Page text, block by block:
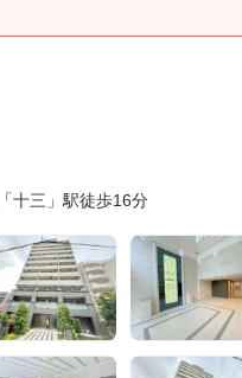
十三」駅徒歩16分